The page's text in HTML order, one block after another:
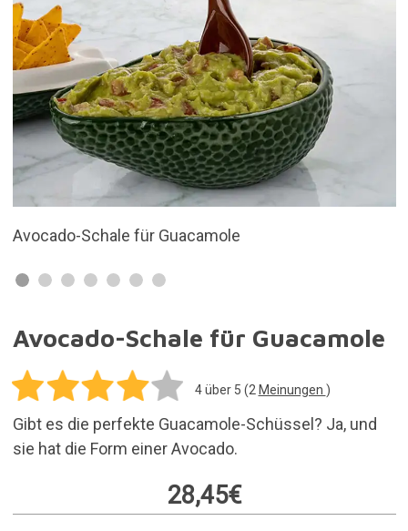
Hergestellt aus Porzellan
Avocado-Schale für Guacamole
4über 5 (2 Meinungen )
Gibt es die perfekte Guacamole-Schüssel? Ja, und
sie hat die Form einer Avocado.
28,45€